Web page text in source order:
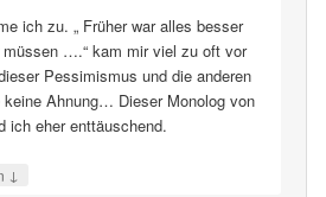
ich zu. „ Früher war alles besser
….“ kam mir viel zu oft vor
Pessimismus und die anderen
keine Ahnung… Dieser Monolog von
ich eher enttäuschend.
↓